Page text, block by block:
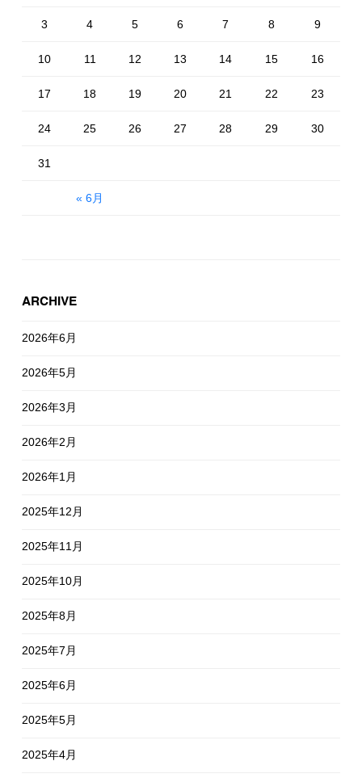
« 6月
3 4 5 6 7 8 9
10 11 12 13 14 15 16
17 18 19 20 21 22 23
24 25 26 27 28 29 30
31
ARCHIVE
2026年6月
2026年5月
2026年3月
2026年2月
2026年1月
2025年12月
2025年11月
2025年10月
2025年8月
2025年7月
2025年6月
2025年5月
2025年4月